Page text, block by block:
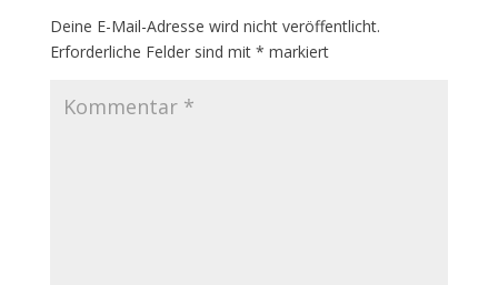
Deine E-Mail-Adresse wird nicht veröffentlicht.
Erforderliche Felder sind mit * markiert